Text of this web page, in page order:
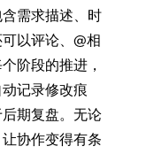
需求描述、时
以评论、@相
阶段的推进，
记录修改痕
期复盘。无论
协作变得有条